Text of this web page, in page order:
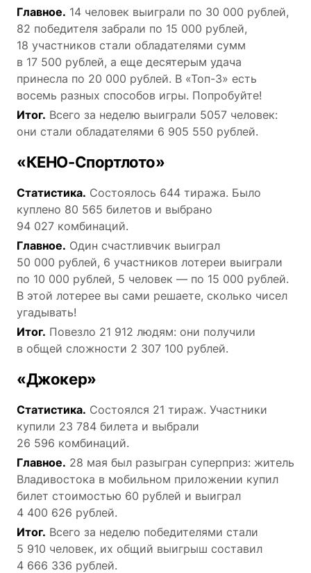
Главное. 14 человек выиграли по 30 000 рублей,
82 победителя забрали по 15 000 рублей,
18 участников стали обладателями сумм
в 17 500 рублей, а еще десятерым удача
принесла по 20 000 рублей. В «Топ-3» есть
восемь разных способов игры. Попробуйте!
Итог. Всего за неделю выиграли 5057 человек:
они стали обладателями 6 905 550 рублей.
«КЕНО-Спортлото»
Статистика. Состоялось 644 тиража. Было
куплено 80 565 билетов и выбрано
94 027 комбинаций.
Главное. Один счастливчик выиграл
50 000 рублей, 6 участников лотереи выиграли
по 10 000 рублей, 5 человек — по 15 000 рублей.
В этой лотерее вы сами решаете, сколько чисел
угадывать!
Итог. Повезло 21 912 людям: они получили
в общей сложности 2 307 100 рублей.
«Джокер»
Статистика. Состоялся 21 тираж. Участники
купили 23 784 билета и выбрали
26 596 комбинаций.
Главное. 28 мая был разыгран суперприз: житель
Владивостока в мобильном приложении купил
билет стоимостью 60 рублей и выиграл
4 400 626 рублей.
Итог. Всего за неделю победителями стали
5 910 человек, их общий выигрыш составил
4 666 336 рублей.